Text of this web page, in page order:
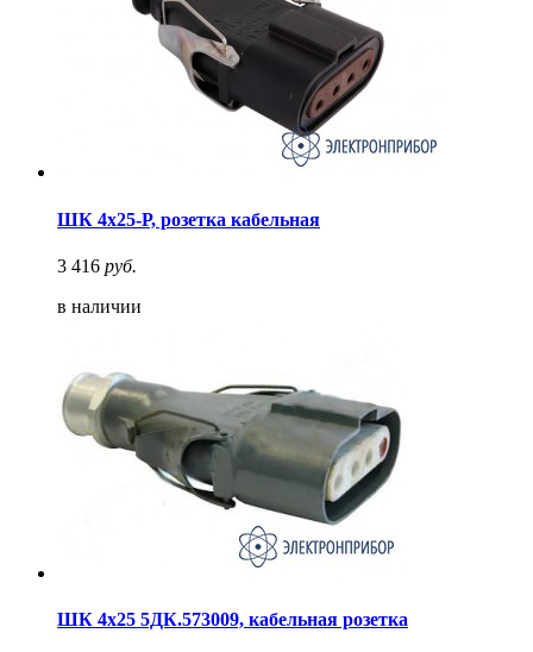
ШК 4х25-Р, розетка кабельная
3 416 руб.
в наличии
ШК 4х25 5ДК.573009, кабельная розетка